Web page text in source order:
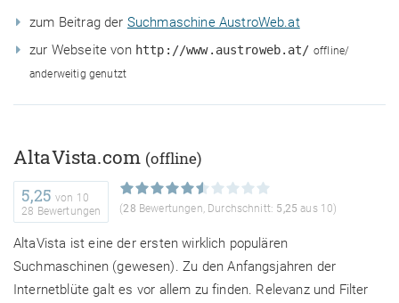
zum Beitrag der Suchmaschine AustroWeb.at
zur Webseite von http://www.austroweb.at/ offline/
anderweitig genutzt
AltaVista.com (offline)
5,25 von 10
28 Bewertungen
(28 Bewertungen, Durchschnitt: 5,25 aus 10)
AltaVista ist eine der ersten wirklich populären
Suchmaschinen (gewesen). Zu den Anfangsjahren der
Internetblüte galt es vor allem zu finden. Relevanz und Filter